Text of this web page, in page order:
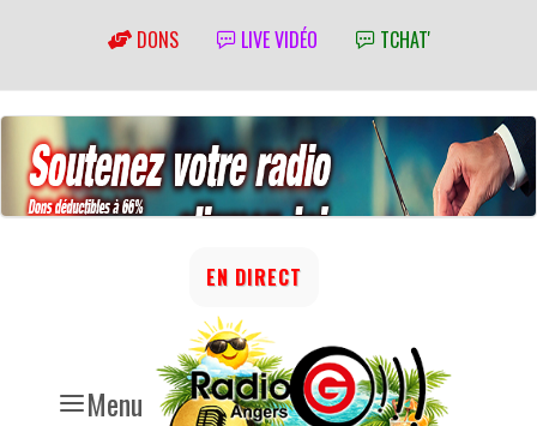
DONS LIVE VIDÉO TCHAT'
Menu
EN DIRECT